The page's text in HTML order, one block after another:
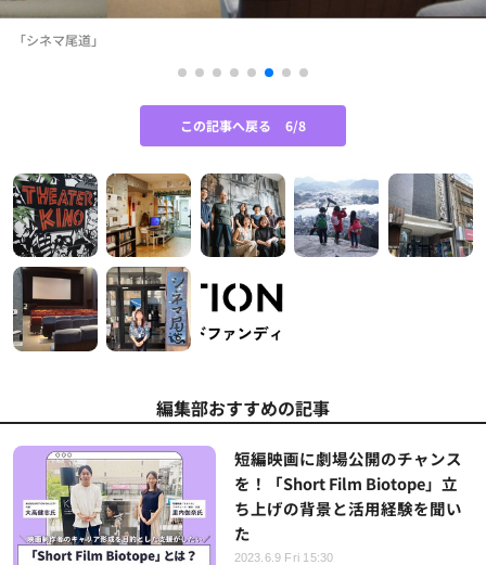
「シネマ尾道」
この記事へ戻る 6/8
編集部おすすめの記事
短編映画に劇場公開のチャンス
を！「Short Film Biotope」立
ち上げの背景と活用経験を聞い
た
2023.6.9 Fri 15:30